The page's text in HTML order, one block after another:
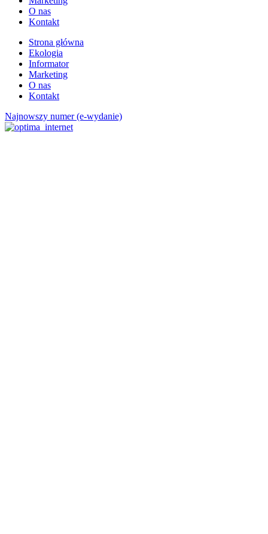
O nas
Kontakt
Strona główna
Ekologia
Informator
Marketing
O nas
Kontakt
Najnowszy numer (e-wydanie)